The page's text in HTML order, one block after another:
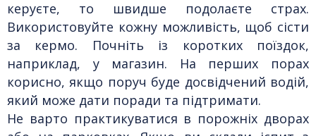
керуєте, то швидше подолаєте страх.
Використовуйте кожну можливість, щоб сісти
за кермо. Почніть із коротких поїздок,
наприклад, у магазин. На перших порах
корисно, якщо поруч буде досвідчений водій,
який може дати поради та підтримати.
Не варто практикуватися в порожніх дворах